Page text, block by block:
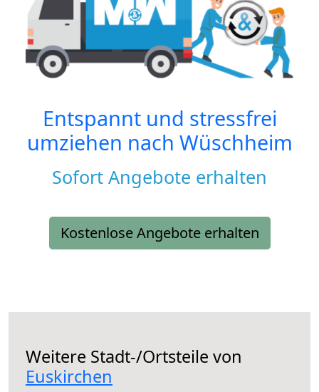
Entspannt und stressfrei
umziehen nach Wüschheim
Sofort Angebote erhalten
Kostenlose Angebote erhalten
Weitere Stadt-/Ortsteile von
Euskirchen